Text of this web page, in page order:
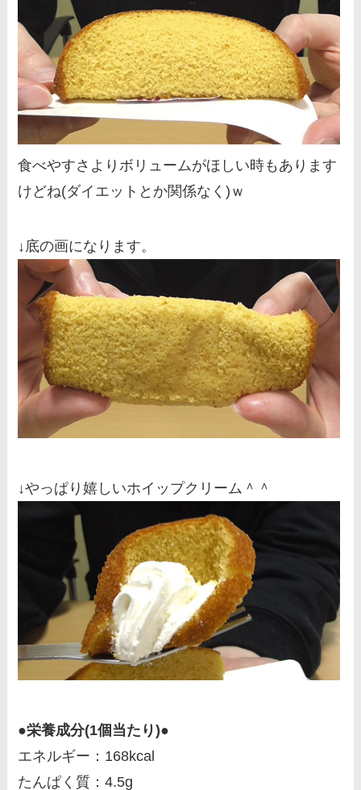
食べやすさよりボリュームがほしい時もあります
けどね(ダイエットとか関係なく)ｗ
↓底の画になります。
↓やっぱり嬉しいホイップクリーム＾＾
●栄養成分(1個当たり)●
エネルギー：168kcal
たんぱく質：4.5g